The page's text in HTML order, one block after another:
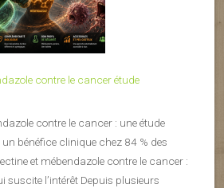
contre le cancer étude
contre le cancer : une étude
bénéfice clinique chez 84 % des
et mébendazole contre le cancer :
suscite l’intérêt Depuis plusieurs